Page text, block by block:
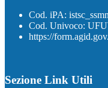
Cod. iPA:
Cod. Univoco:
https://
Sezione Link Utili